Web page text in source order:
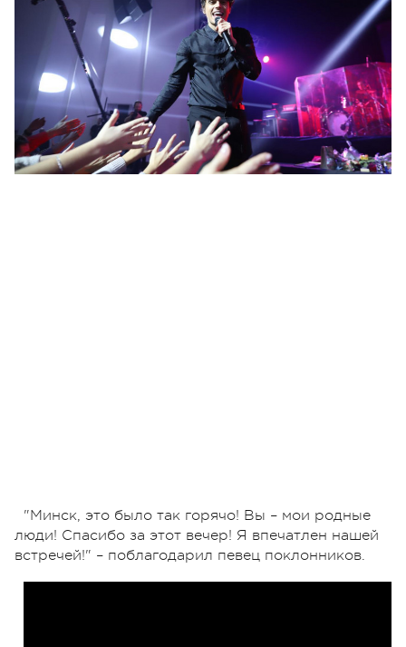
"Минск, это было так горячо! Вы – мои родные
люди! Спасибо за этот вечер! Я впечатлен нашей
встречей!" – поблагодарил певец поклонников.